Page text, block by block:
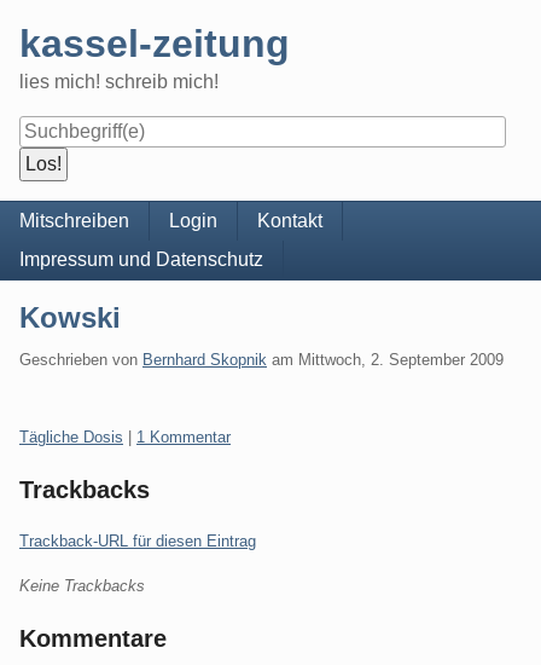
content
kassel-zeitung
lies mich! schreib mich!
Navigation
Mitschreiben Login
Kontakt
Impressum und Datenschutz
Kowski
Geschrieben von Bernhard Skopnik am Mittwoch, 2. September 2009
Kategorien:
Tägliche Dosis 1 Kommentar
Trackbacks
Trackback-URL für diesen Eintrag
Keine Trackbacks
Kommentare